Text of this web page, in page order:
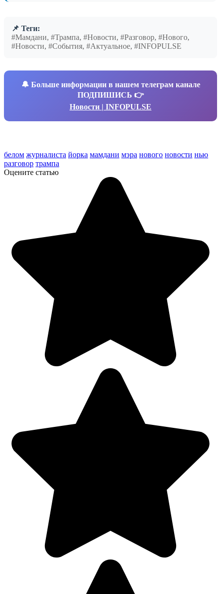
📌 Теги:
#Мамдани, #Трампа, #Новости, #Разговор, #Нового,
#Новости, #События, #Актуальное, #INFOPULSE
🔔 Больше информации в нашем телеграм канале
ПОДПИШИСЬ 👉
Новости | INFOPULSE
белом журналиста йорка мамдани мэра нового новости нью
разговор трампа
Оцените статью